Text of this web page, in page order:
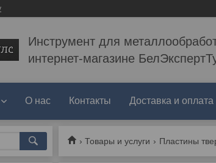
Инструмент для
интернет-магазине
О нас Контакты Доставка и оплата
Товары и услуги Пластины